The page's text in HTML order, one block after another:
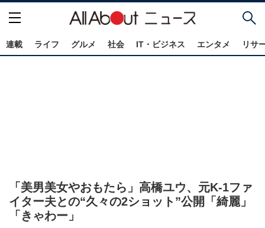
連載 ライフ グルメ 社会 IT・ビジネス エンタメ リサ
「美男美女やおもたら」高橋ユウ、元K-1ファ
イター夫との“久々の2ショット”公開「綺麗」
「きゃわー」